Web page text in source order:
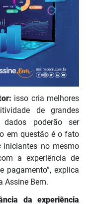
isso cria melhores
de grandes
poderão ser
em questão é o fato
iniciantes no mesmo
a experiência de
pagamento”, explica
Assine Bem.
da experiência